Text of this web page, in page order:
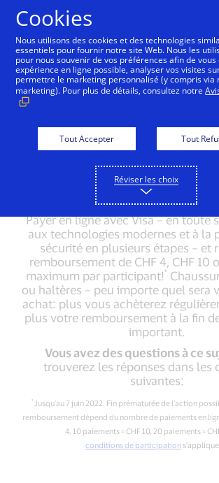
FAQ
Questions fréquemment
26 avril au 7 juin
Inscription et désinscription
Payer en ligne avec Visa – en toute
aux technologies modernes et à la
sécurité en plusieurs étapes – et
remboursement de CHF 4, CHF 10
maximum par participant!*
ou haltères – peu importe quel sera
achat: plus vous achèterez
plus votre remboursement à la fin
important.
Vous avez des questions à ce
trouverez les réponses dans les
suivantes:
*Jusqu’au 7 juin 2022. Fin prématurée de l’action
remboursement dépend du nombre de paiements en
4, 10 paiements = CHF 10, 20 paiements =
conditions de participation
Cookies
Nous utilisons des cookies et des technologies
essentiels pour fournir notre site Web. Nous les
pour nous souvenir de vos préférences afin de
expérience en ligne possible, analyser vos visites
permettre le marketing personnalisé (y compris via
marketing). Pour plus de détails, consultez notre
Tout Accepter Tout
Réviser les choix